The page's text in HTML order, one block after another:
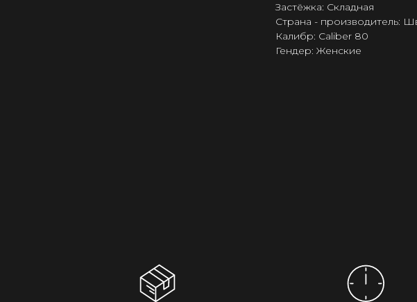
Застёжка: Складная
Страна - производитель:
Калибр: Caliber 80
Гендер: Женские